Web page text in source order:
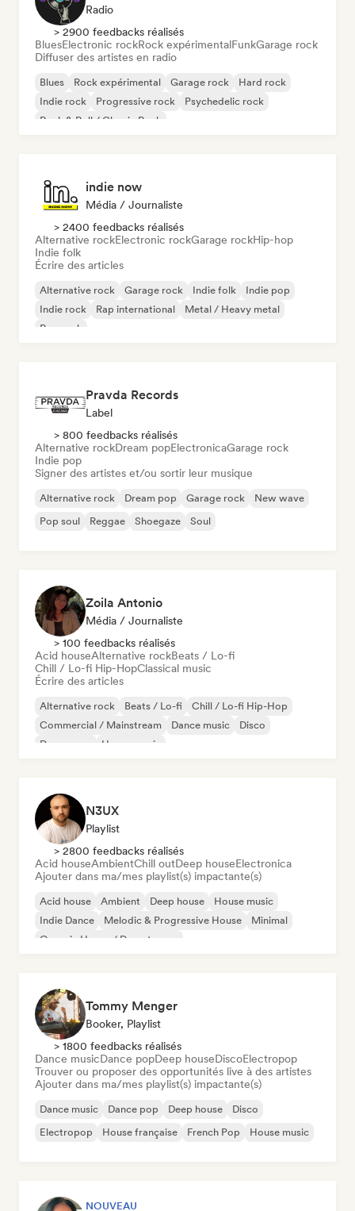
Radio
> 2900 feedbacks réalisés
BluesElectronic rockRock expérimentalFunkGarage rock
Diffuser des artistes en radio
Blues Rock expérimental Garage rock
Hard rock
Indie rock
Progressive rock
Psychedelic rock
Rock & Roll / Classic Rock
indie now
Média / Journaliste
> 2400 feedbacks réalisés
Alternative rockElectronic rockGarage rockHip-hop
Indie folk
Écrire des articles
Alternative rock Garage rock Indie folk
Indie pop
Indie rock
Rap international
Metal / Heavy metal
Pop rock
Pravda Records
Label
> 800 feedbacks réalisés
Alternative rockDream popElectronicaGarage rock
Indie pop
Signer des artistes et/ou sortir leur musique
Alternative rock Dream pop Garage rock
New wave
Pop soul
Reggae Shoegaze Soul
Zoila Antonio
Média / Journaliste
> 100 feedbacks réalisés
Acid houseAlternative rockBeats / Lo-fi
Chill / Lo-fi Hip-HopClassical music
Écrire des articles
Alternative rock Beats / Lo-fi
Chill / Lo-fi Hip-Hop
Commercial / Mainstream
Dance music
Disco
Dream pop
House music
N3UX
Playlist
> 2800 feedbacks réalisés
Acid houseAmbientChill outDeep houseElectronica
Ajouter dans ma/mes playlist(s) impactante(s)
Acid house Ambient Deep house
House music
Indie Dance
Melodic & Progressive House
Minimal
Organic House / Downtempo
Tommy Menger
Booker, Playlist
> 1800 feedbacks réalisés
Dance musicDance popDeep houseDiscoElectropop
Trouver ou proposer des opportunités live à des artistes
Ajouter dans ma/mes playlist(s) impactante(s)
Dance music Dance pop Deep house
Disco
Electropop
House française French Pop House music
NOUVEAU